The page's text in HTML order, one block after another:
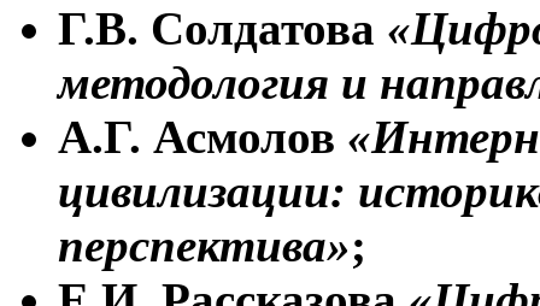
Г.В. Солдатова
методология и
А.Г. Асмолов
цивилизации:
перспектива»;